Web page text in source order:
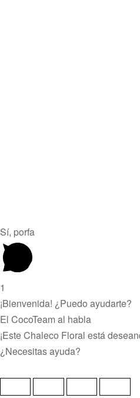
Sí, porfa
1
¡Bienvenida! ¿Puedo ayudarte?
El CocoTeam al habla
¡Este Chaleco Floral está
¿Necesitas ayuda?